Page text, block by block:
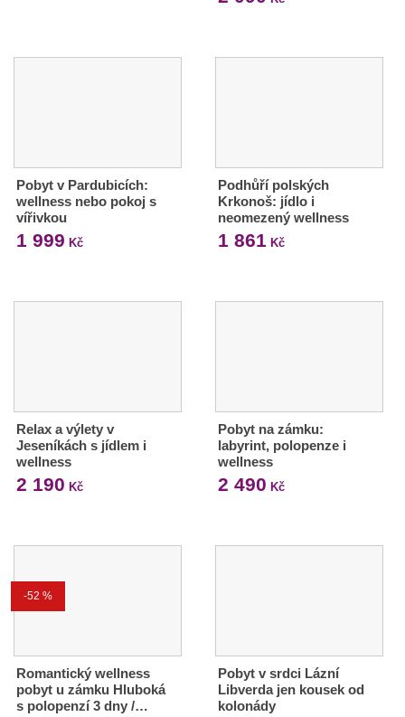
Pobyt v Pardubicích:
wellness nebo pokoj s
vířivkou
1 999 Kč
Podhůří polských
Krkonoš: jídlo i
neomezený wellness
1 861 Kč
Relax a výlety v
Jeseníkách s jídlem i
wellness
2 190 Kč
Pobyt na zámku:
labyrint, polopenze i
wellness
2 490 Kč
-52 %
Romantický wellness
pobyt u zámku Hluboká
s polopenzí 3 dny /…
Pobyt v srdci Lázní
Libverda jen kousek od
kolonády